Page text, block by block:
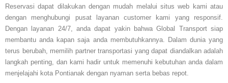
Reservasi dapat dilakukan dengan mudah melalui situs web kami atau
dengan menghubungi pusat layanan customer kami yang responsif.
Dengan layanan 24/7, anda dapat yakin bahwa Global Transport siap
membantu anda kapan saja anda membutuhkannya. Dalam dunia yang
terus berubah, memilih partner transportasi yang dapat diandalkan adalah
langkah penting, dan kami hadir untuk memenuhi kebutuhan anda dalam
menjelajahi kota Pontianak dengan nyaman serta bebas repot.